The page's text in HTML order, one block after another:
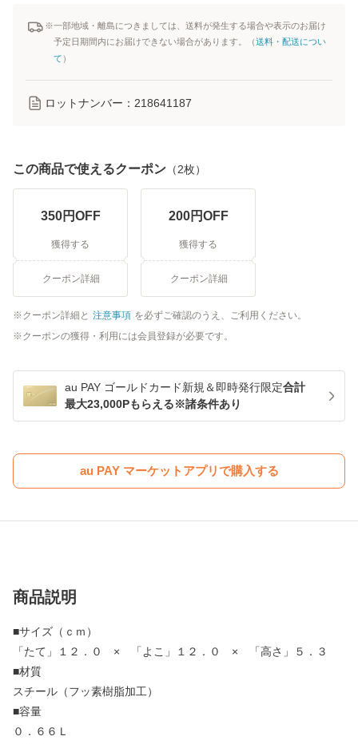
※一部地域・離島につきましては、送料が発生する場合や表示のお届け
予定日期間内にお届けできない場合があります。（送料・配送につい
て ）
ロットナンバー： 218641187
この商品で使えるクーポン （2枚）
350円OFF
獲得する
クーポン詳細
200円OFF
獲得する
クーポン詳細
クーポン詳細と 注意事項 を必ずご確認のうえ、ご利用ください。
クーポンの獲得・利用には会員登録が必要です。
au PAY ゴールドカード新規＆即時発行限定合計
最大23,000Pもらえる※諸条件あり
au PAY マーケットアプリで購入する
商品説明
■サイズ（ｃｍ）
「たて」１２．０ × 「よこ」１２．０ × 「高さ」５．３
■材質
スチール（フッ素樹脂加工）
■容量
０．６６Ｌ